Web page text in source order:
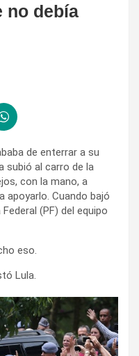
no debía
de enterrar a su
subió al carro de la
con la mano, a
apoyarlo. Cuando bajó
(PF) del equipo
eso.
Lula.